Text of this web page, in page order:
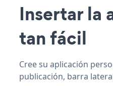
Insertar la
tan fácil
Cree su aplicación
publicación, barra